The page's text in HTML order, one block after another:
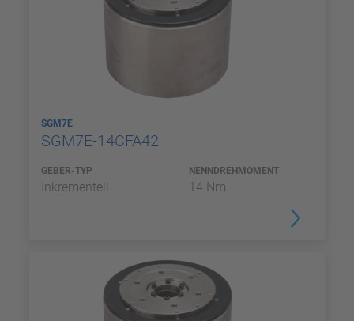
SGM7E
SGM7E-14CFA42
GEBER-TYP
Inkrementell
NENNDREHMOMENT
14 Nm